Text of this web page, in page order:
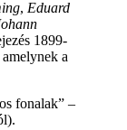
, Eduard
1899-
a
fonalak” –